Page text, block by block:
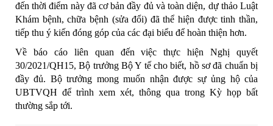
đến thời điểm này đã cơ bản đầy đủ và toàn diện, dự thảo Luật
Khám bệnh, chữa bệnh (sửa đổi) đã thể hiện được tinh thần,
tiếp thu ý kiến đóng góp của các đại biểu để hoàn thiện hơn.
Về báo cáo liên quan đến việc thực hiện Nghị quyết
30/2021/QH15, Bộ trưởng Bộ Y tế cho biết, hồ sơ đã chuẩn bị
đầy đủ. Bộ trưởng mong muốn nhận được sự ủng hộ của
UBTVQH để trình xem xét, thông qua trong Kỳ họp bất
thường sắp tới.